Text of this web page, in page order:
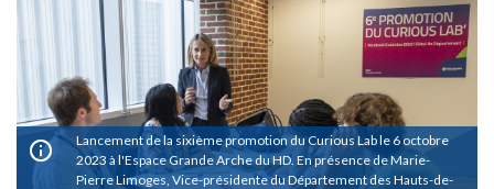
Lancement de la sixième promotion du Curious Lab le 6 octobre
2023 à l'Espace Grande Arche du HD. En présence de Marie-
Pierre Limoges, Vice-présidente du Département des Hauts-de-